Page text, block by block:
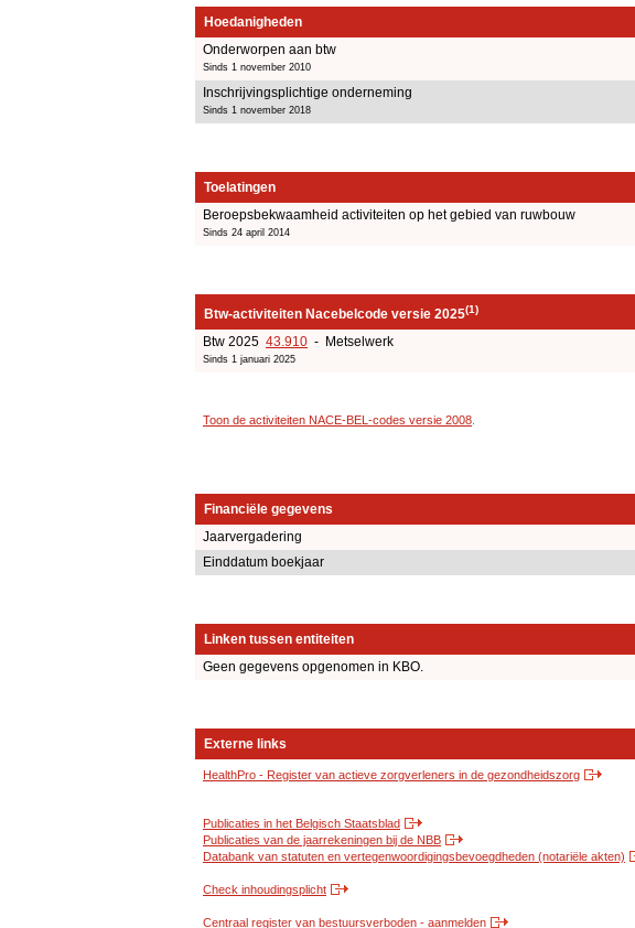
Hoedanigheden
Onderworpen aan btw
Sinds 1 november 2010
Inschrijvingsplichtige onderneming
Sinds 1 november 2018
Toelatingen
Beroepsbekwaamheid activiteiten op het gebied van ruwbouw
Sinds 24 april 2014
Btw-activiteiten Nacebelcode versie 2025(1)
Btw 2025 43.910 - Metselwerk
Sinds 1 januari 2025
Toon de activiteiten NACE-BEL-codes versie 2008
Financiële gegevens
Jaarvergadering
Einddatum boekjaar
Linken tussen entiteiten
Geen gegevens opgenomen in KBO.
Externe links
HealthPro - Register van actieve zorgverleners in de gezondheidszorg
Publicaties in het Belgisch Staatsblad
Publicaties van de jaarrekeningen bij de NBB
Databank van statuten en vertegenwoordigingsbevoegdheden (notariële akten)
Check inhoudingsplicht
Centraal register van bestuursverboden - aanmelden